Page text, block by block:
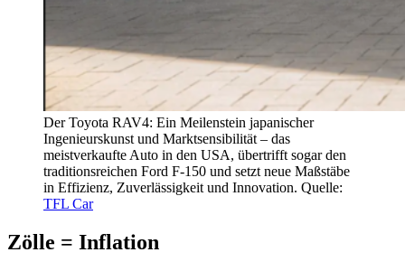
Der Toyota RAV4: Ein Meilenstein japanischer
Ingenieurskunst und Marktsensibilität – das
meistverkaufte Auto in den USA, übertrifft sogar den
traditionsreichen Ford F-150 und setzt neue Maßstäbe
in Effizienz, Zuverlässigkeit und Innovation. Quelle:
TFL Car
Zölle = Inflation